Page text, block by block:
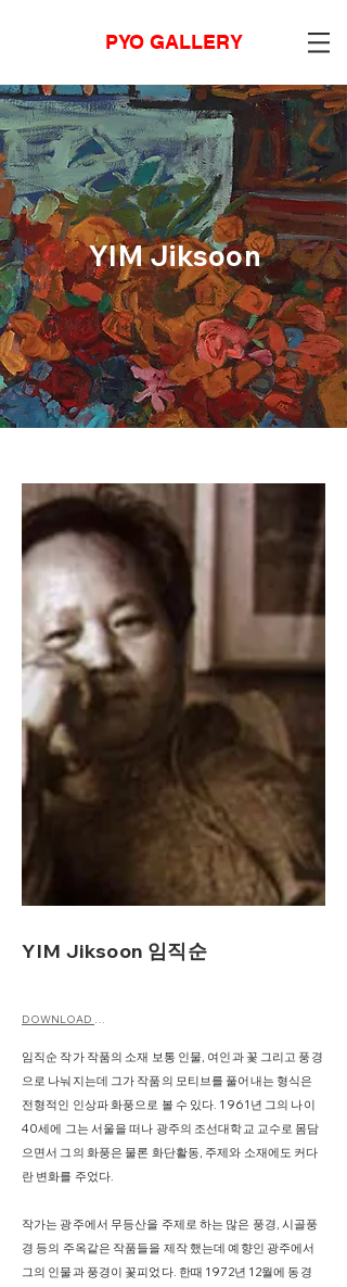
PYO GALLERY
YIM Jiksoon
YIM Jiksoon 임직순
임직순 작가 작품의 소재 보통 인물, 여인과 꽃 그리고 풍경
으로 나눠지는데 그가 작품의 모티브를 풀어내는 형식은
전형적인 인상파 화풍으로 볼 수 있다. 1961년 그의 나이
40세에 그는 서울을 떠나 광주의 조선대학교 교수로 몸담
으면서 그의 화풍은 물론 화단활동, 주제와 소재에도 커다
란 변화를 주었다.
작가는 광주에서 무등산을 주제로 하는 많은 풍경, 시골풍
경 등의 주옥같은 작품들을 제작 했는데 예향인 광주에서
그의 인물과 풍경이 꽃피었다. 한때 1972년 12월에 동경